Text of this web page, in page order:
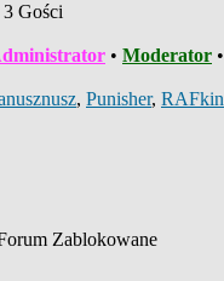
Gości
• Moderator •
, Punisher, RAFkin
Zablokowane